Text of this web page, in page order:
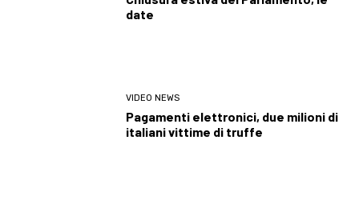
date
VIDEO NEWS
Pagamenti elettronici, due milioni di
italiani vittime di truffe